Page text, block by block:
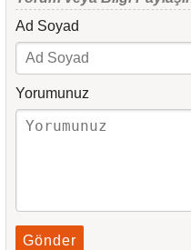
Ad Soyad
Yorumunuz
Gönder